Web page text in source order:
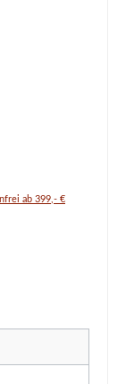
ab 399,- €